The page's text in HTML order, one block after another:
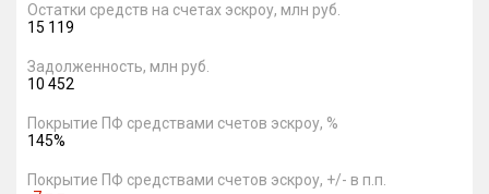
Остатки средств на счетах эскроу, млн руб.
15 119
Задолженность, млн руб.
10 452
Покрытие ПФ средствами счетов эскроу, %
145%
Покрытие ПФ средствами счетов эскроу, +/- в п.п.